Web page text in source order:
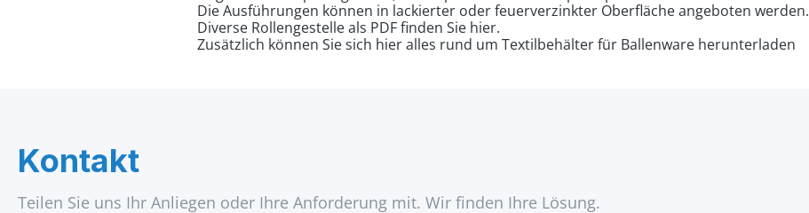
Die Ausführungen können in lackierter oder feuerverzinkter Oberfläche angeboten werden.
Diverse Rollengestelle als PDF finden Sie hier.
Zusätzlich können Sie sich hier alles rund um Textilbehälter für Ballenware herunterladen
Kontakt
Teilen Sie uns Ihr Anliegen oder Ihre Anforderung mit. Wir finden Ihre Lösung.